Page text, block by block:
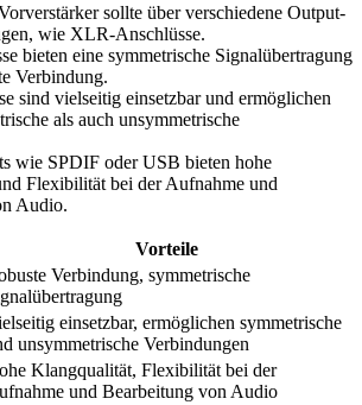
sollte über verschiedene Output-
wie XLR-Anschlüsse.
bieten eine symmetrische Signalübertragung
Verbindung.
sind vielseitig einsetzbar und ermöglichen
als auch unsymmetrische
wie SPDIF oder USB bieten hohe
Flexibilität bei der Aufnahme und
Audio.
Vorteile
Verbindung, symmetrische
einsetzbar, ermöglichen symmetrische
unsymmetrische Verbindungen
Klangqualität, Flexibilität bei der
und Bearbeitung von Audio